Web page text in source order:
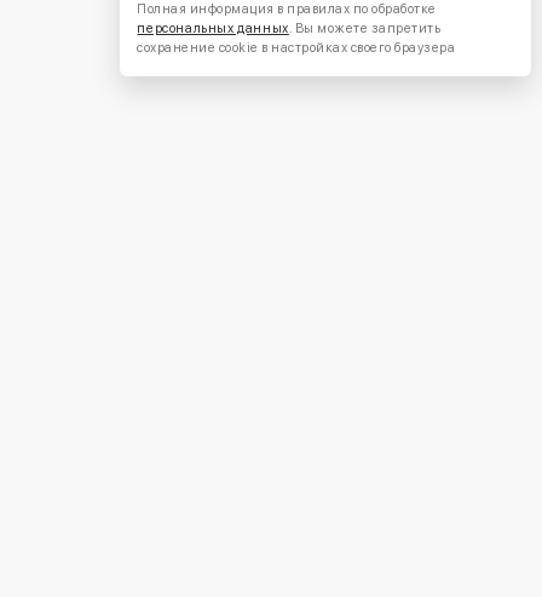
Полная информация в правилах по обработке
персональных данных. Вы можете запретить
сохранение cookie в настройках своего браузера